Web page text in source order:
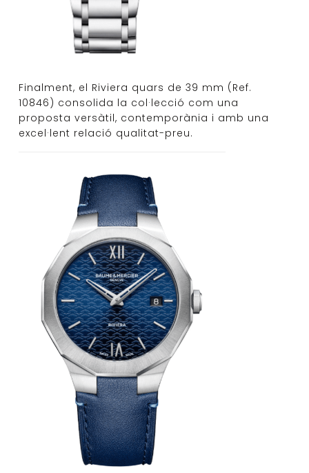
Finalment, el Riviera quars de 39 mm (Ref.
10846) consolida la col·lecció com una
proposta versàtil, contemporània i amb una
excel·lent relació qualitat-preu.